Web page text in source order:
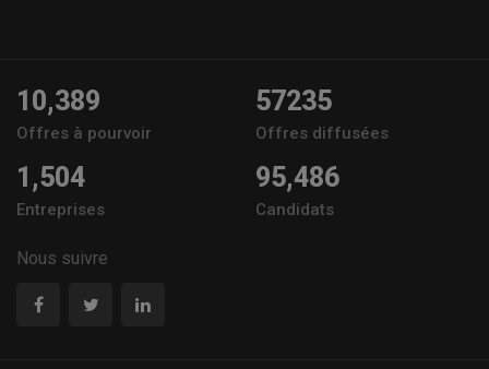
10,389
Offres à pourvoir
57235
Offres diffusées
1,504
Entreprises
95,486
Candidats
Nous suivre